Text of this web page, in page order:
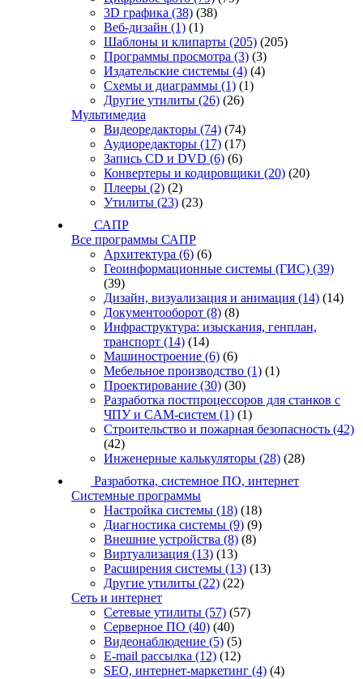
3D графика (38) (38)
Веб-дизайн (1) (1)
Шаблоны и клипарты (205) (205)
Программы просмотра (3) (3)
Издательские системы (4) (4)
Схемы и диаграммы (1) (1)
Другие утилиты (26) (26)
Мультимедиа
Видеоредакторы (74) (74)
Аудиоредакторы (17) (17)
Запись CD и DVD (6) (6)
Конвертеры и кодировщики (20) (20)
Плееры (2) (2)
Утилиты (23) (23)
САПР
Все программы САПР
Архитектура (6) (6)
Геоинформационные системы (ГИС) (39)
(39)
Дизайн, визуализация и анимация (14) (14)
Документооборот (8) (8)
Инфраструктура: изыскания, генплан,
транспорт (14) (14)
Машиностроение (6) (6)
Мебельное производство (1) (1)
Проектирование (30) (30)
Разработка постпроцессоров для станков с
ЧПУ и CAM-систем (1) (1)
Строительство и пожарная безопасность (42)
(42)
Инженерные калькуляторы (28) (28)
Разработка, системное ПО, интернет
Системные программы
Настройка системы (18) (18)
Диагностика системы (9) (9)
Внешние устройства (8) (8)
Виртуализация (13) (13)
Расширения системы (13) (13)
Другие утилиты (22) (22)
Сеть и интернет
Сетевые утилиты (57) (57)
Серверное ПО (40) (40)
Видеонаблюдение (5) (5)
E-mail рассылка (12) (12)
SEO, интернет-маркетинг (4) (4)